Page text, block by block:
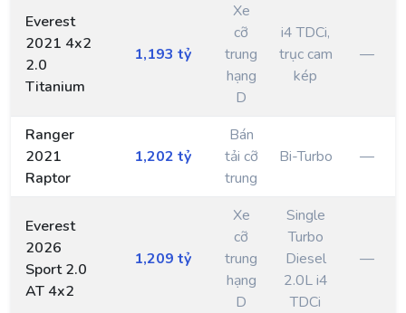
Everest
2021 4x2
2.0
Titanium
1,193 tỷ
Xe
cỡ
trung
hạng
D
i4 TDCi,
trục cam
kép
—
Ranger
2021
Raptor
1,202 tỷ
Bán
tải cỡ
trung
Bi-Turbo —
Everest
2026
Sport 2.0
AT 4x2
1,209 tỷ
Xe
cỡ
trung
hạng
D
Single
Turbo
Diesel
2.0L i4
TDCi
—